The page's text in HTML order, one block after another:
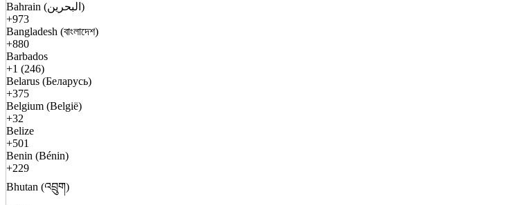
Bahrain (البحرين)
+973
Bangladesh (বাংলাদেশ)
+880
Barbados
+1 (246)
Belarus (Беларусь)
+375
Belgium (België)
+32
Belize
+501
Benin (Bénin)
+229
Bhutan (འབྲུག)